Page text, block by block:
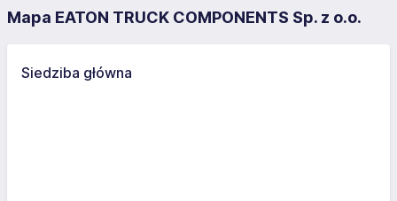
Mapa EATON TRUCK COMPONENTS Sp. z o.o.
Siedziba główna